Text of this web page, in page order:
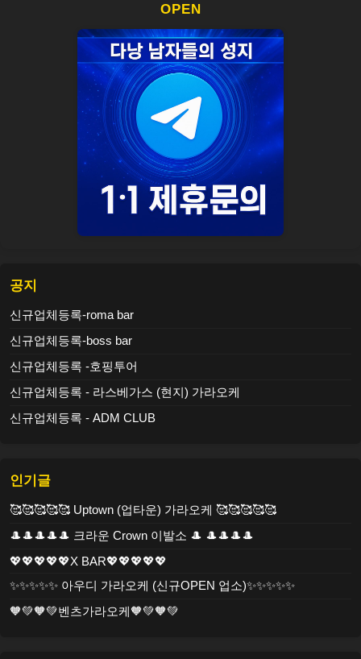
OPEN
공지
신규업체등록-roma bar
신규업체등록-boss bar
신규업체등록 -호핑투어
신규업체등록 - 라스베가스 (현지) 가라오케
신규업체등록 - ADM CLUB
인기글
🥰🥰🥰🥰🥰 Uptown (업타운) 가라오케 🥰🥰🥰🥰🥰
🎩🎩🎩🎩🎩 크라운 Crown 이발소 🎩 🎩🎩🎩🎩
💖💖💖💖💖X BAR💖💖💖💖💖
✨✨✨✨✨ 아우디 가라오케 (신규OPEN 업소)✨✨✨✨✨
🧡💚🧡💚벤츠가라오케🧡💚🧡💚